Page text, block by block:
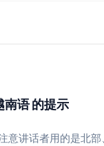
南语 的提示
意讲话者用的是北